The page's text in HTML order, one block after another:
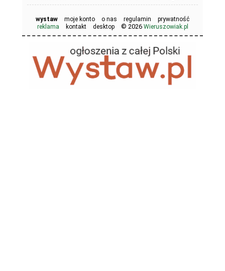
wystaw moje konto o nas regulamin
prywatność
reklama
kontakt desktop © 2026 Wieruszowiak.pl